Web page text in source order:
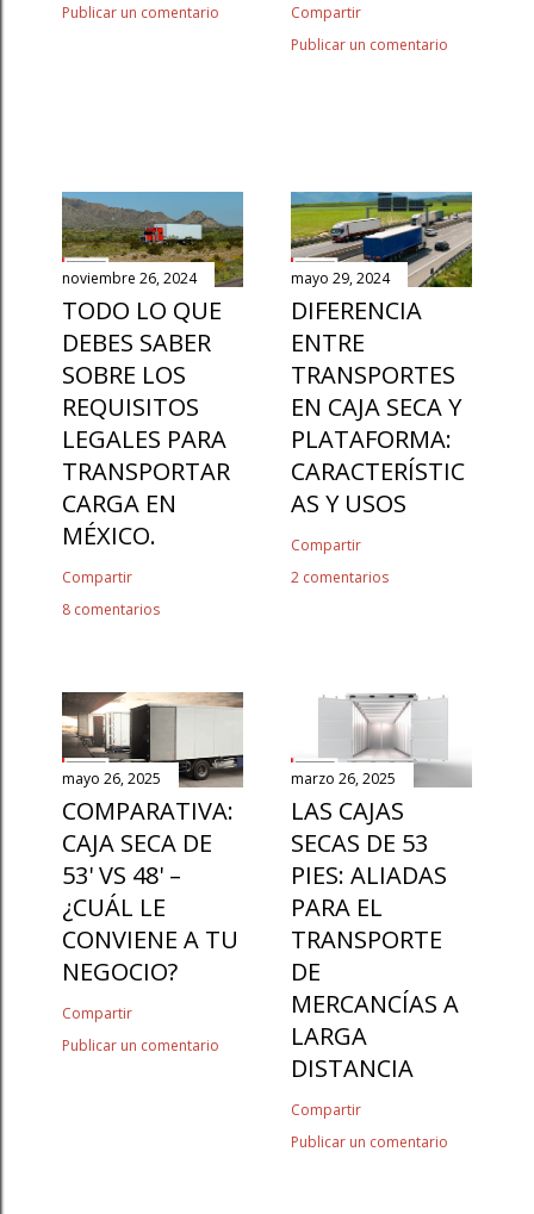
Publicar un comentario
Compartir
Publicar un comentario
noviembre 26, 2024
TODO LO QUE
DEBES SABER
SOBRE LOS
REQUISITOS
LEGALES PARA
TRANSPORTAR
CARGA EN
MÉXICO.
Compartir
8 comentarios
mayo 29, 2024
DIFERENCIA
ENTRE
TRANSPORTES
EN CAJA SECA Y
PLATAFORMA:
CARACTERÍSTIC
AS Y USOS
Compartir
2 comentarios
mayo 26, 2025
COMPARATIVA:
CAJA SECA DE
53' VS 48' –
¿CUÁL LE
CONVIENE A TU
NEGOCIO?
Compartir
Publicar un comentario
marzo 26, 2025
LAS CAJAS
SECAS DE 53
PIES: ALIADAS
PARA EL
TRANSPORTE
DE
MERCANCÍAS A
LARGA
DISTANCIA
Compartir
Publicar un comentario